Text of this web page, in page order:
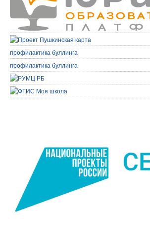
профилактика буллинга
профилактика буллинга